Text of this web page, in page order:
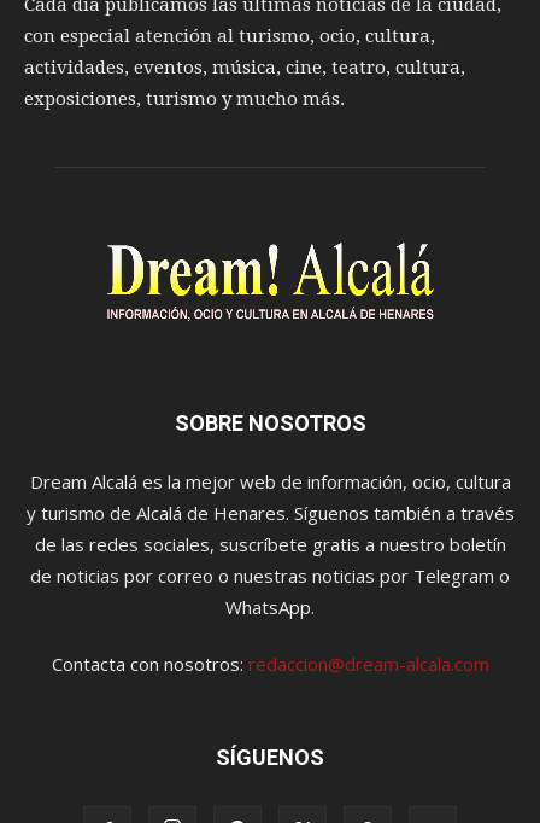
con especial atención al turismo, ocio, cultura,
actividades, eventos, música, cine, teatro, cultura,
exposiciones, turismo y mucho más.
SOBRE NOSOTROS
Dream Alcalá es la mejor web de información, ocio, cultura
y turismo de Alcalá de Henares. Síguenos también a través
de las redes sociales, suscríbete gratis a nuestro boletín
de noticias por correo o nuestras noticias por Telegram o
WhatsApp.
Contacta con nosotros: redaccion@dream-alcala.com
SÍGUENOS